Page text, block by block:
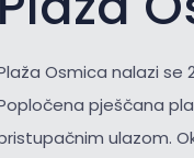
Osmica nalazi se
pješčana
ulazom.